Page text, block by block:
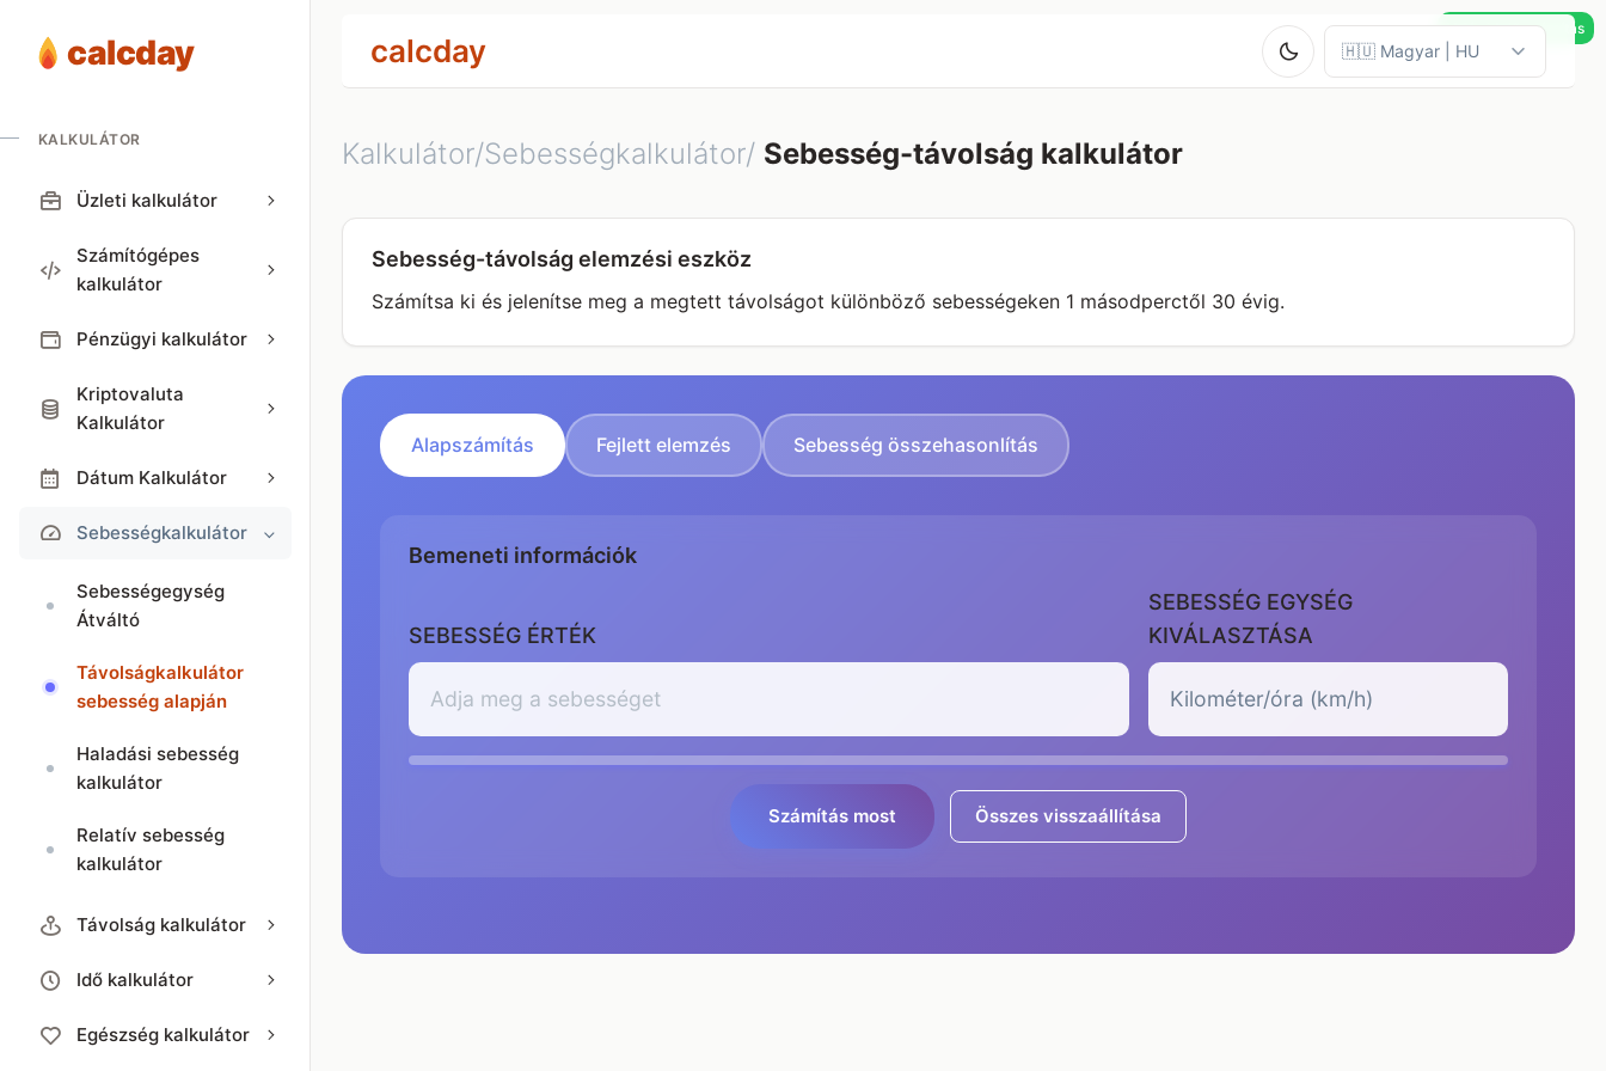
calcday
KALKULÁTOR
Üzleti kalkulátor
Számítógépes
kalkulátor
Pénzügyi kalkulátor
Kriptovaluta
Kalkulátor
Dátum Kalkulátor
Sebességkalkulátor
Sebesség­egység
Átváltó
Távolságkalkulátor
sebesség alapján
Haladási sebesség
kalkulátor
Relatív sebesség
kalkulátor
Távolság kalkulátor
Idő kalkulátor
Egészség kalkulátor
calcday
Kalkulátor/Sebességkalkulátor/ Sebesség-távolság kalkulátor
Sebesség-távolság elemzési eszköz
Számítsa ki és jelenítse meg a megtett távolságot különböző sebességeken 1 másodperctől 30 évig.
Valós idejű számítás
Alapszámítás Fejlett elemzés Sebesség összehasonlítás
Bemeneti információk
SEBESSÉG ÉRTÉK
SEBESSÉG EGYSÉG
KIVÁLASZTÁSA
Számítás most Összes visszaállítása